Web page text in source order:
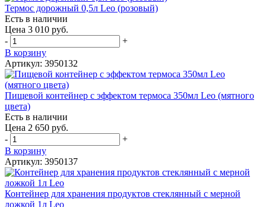
Термос дорожный 0,5л Leo (розовый)
Есть в наличии
Цена 3 010 руб.
-
+
В корзину
Артикул: 3950132
Пищевой контейнер с эффектом термоса 350мл Leo (мятного
цвета)
Есть в наличии
Цена 2 650 руб.
-
+
В корзину
Артикул: 3950137
Контейнер для хранения продуктов стеклянный с мерной
ложкой 1л Leo